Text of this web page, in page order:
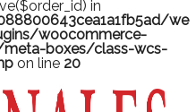
in
we
woocommerce-
boxes/class-wcs-
on line 20